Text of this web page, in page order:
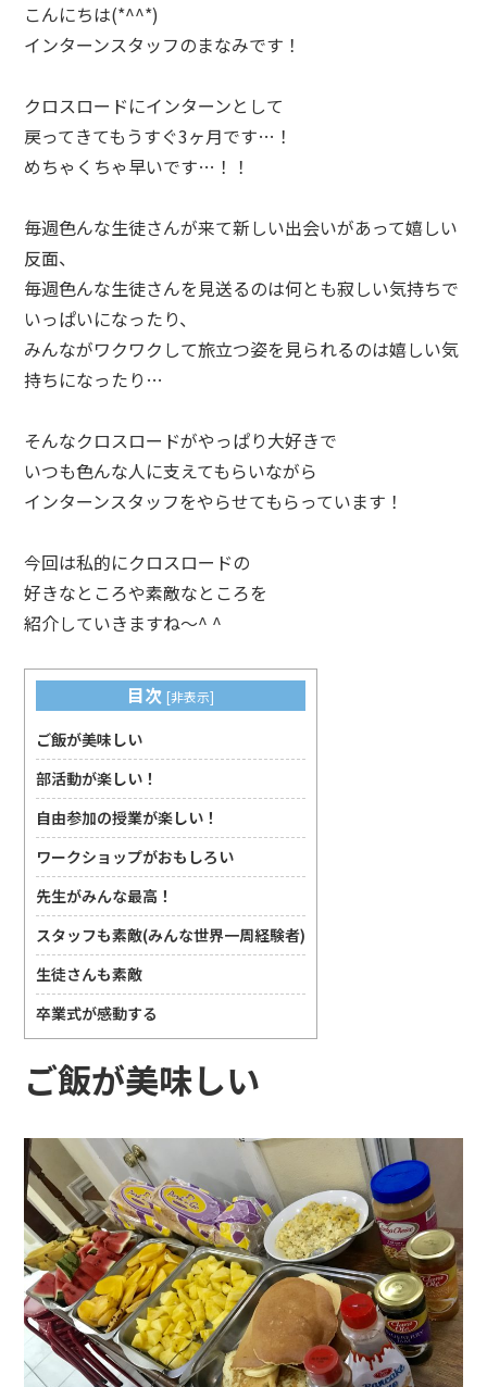
こんにちは(*^^*)
インターンスタッフのまなみです！
クロスロードにインターンとして
戻ってきてもうすぐ3ヶ月です… ！
めちゃくちゃ早いです… ！！
毎週色んな生徒さんが来て新しい出会いがあって嬉しい
反面、
毎週色んな生徒さんを見送るのは何とも寂しい気持ちで
いっぱいになったり、
みんながワクワクして旅立つ姿を見られるのは嬉しい気
持ちになったり …
そんなクロスロードがやっぱり大好きで
いつも色んな人に支えてもらいながら
インターンスタッフをやらせてもらっています！
今回は私的にクロスロードの
好きなところや素敵なところを
紹介していきますね〜^ ^
目次 [非表示]
ご飯が美味しい
部活動が楽しい！
自由参加の授業が楽しい！
ワークショップがおもしろい
先生がみんな最高！
スタッフも素敵(みんな世界一周経験者)
生徒さんも素敵
卒業式が感動する
ご飯が美味しい